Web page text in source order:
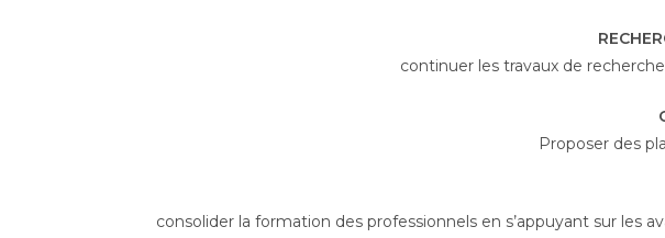
continuer les travaux de
Proposer des
consolider la formation des professionnels en s’appuyant sur les